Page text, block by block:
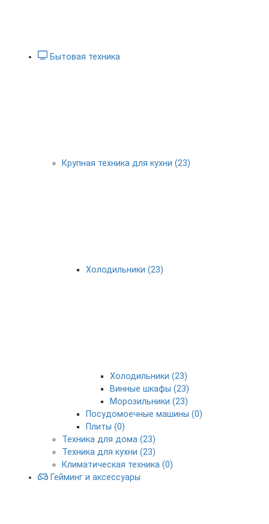
Бытовая техника
Крупная техника для кухни (23)
Холодильники (23)
Холодильники (23)
Винные шкафы (23)
Морозильники (23)
Посудомоечные машины (0)
Плиты (0)
Техника для дома (23)
Техника для кухни (23)
Климатическая техника (0)
Гейминг и аксессуары